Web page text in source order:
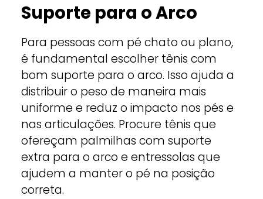
Suporte para o Arco
Para pessoas com pé chato ou plano,
é fundamental escolher tênis com
bom suporte para o arco. Isso ajuda a
distribuir o peso de maneira mais
uniforme e reduz o impacto nos pés e
nas articulações. Procure tênis que
ofereçam palmilhas com suporte
extra para o arco e entressolas que
ajudem a manter o pé na posição
correta.